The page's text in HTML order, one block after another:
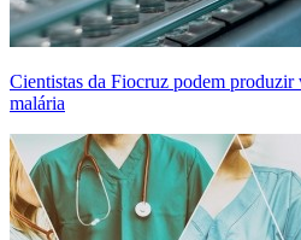
Cientistas da Fiocruz podem produzir
malária